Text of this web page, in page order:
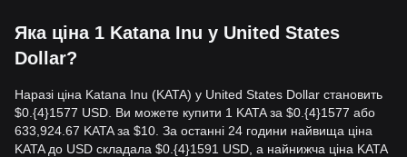
Яка ціна 1 Katana Inu у United States
Dollar?
Наразі ціна Katana Inu (KATA) у United States Dollar становить
$0.{​4}1577 USD. Ви можете купити 1 KATA за $0.{​4}1577 або
633,924.67 KATA за $10. За останні 24 години найвища ціна
KATA до USD складала $0.{​4}1591 USD, а найнижча ціна KATA